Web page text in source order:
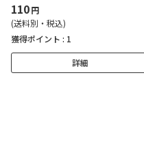
110円
(送料別・税込)
獲得ポイント : 1
詳細